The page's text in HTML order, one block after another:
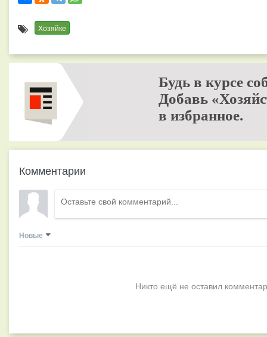
Хозяйке
Будь в курсе
Добавь
в избранное.
Комментарии
Новые
Никто ещё не оставил